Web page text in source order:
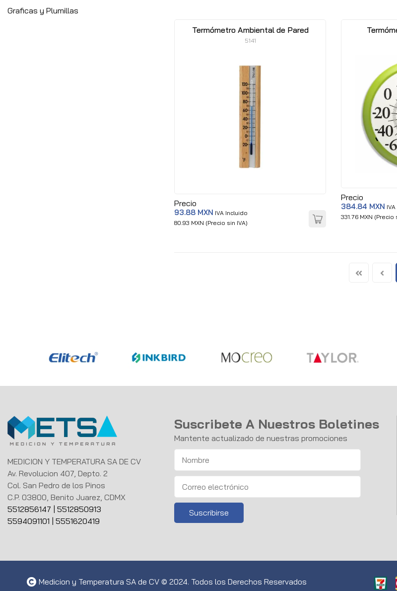
Graficas y Plumillas
Termómetro Ambiental de Pared
5141
Precio
93.88 MXN IVA Incluido
80.93 MXN (Precio sin IVA)
Precio
384.84 MXN
331.76 MXN (Precio
MEDICION Y TEMPERATURA SA DE CV
Av. Revolucion 407, Depto. 2
Col. San Pedro de los Pinos
C.P. 03800, Benito Juarez, CDMX
5512856147
5512850913
5594091101
5551620419
Suscribete A Nuestros Boletines
Mantente actualizado de nuestras promociones
Medicion y Temperatura SA de CV © 2024. Todos los Derechos Reservados